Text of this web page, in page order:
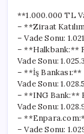
**1.000.000 TL
– **Ziraat
– Vade Sonu:
– **Halkbank:**
Vade Sonu:
– **İş Bankası:**
Vade Sonu:
– **ING Bank:**
Vade Sonu:
–
– Vade Sonu: